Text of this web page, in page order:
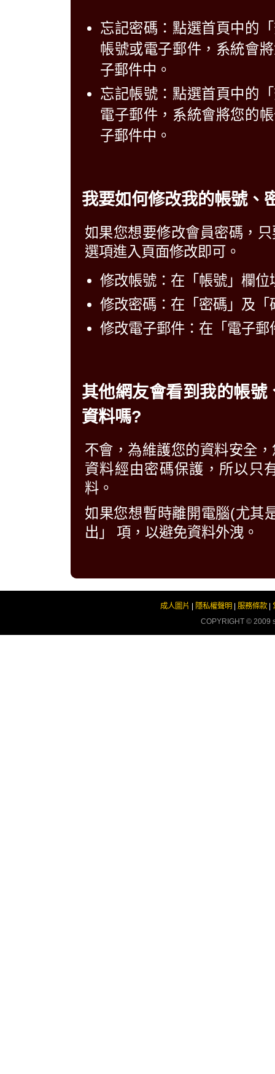
忘記密碼：點選首頁中的
帳號或電子郵件，系統會
子郵件中。
忘記帳號：點選首頁中的
電子郵件，系統會將您的
子郵件中。
我要如何修改我的帳號、
如果您想要修改會員密碼，
選項進入頁面修改即可。
修改帳號：在「帳號」欄
修改密碼：在「密碼」及
修改電子郵件：在「電子
其他網友會看到我的帳
資料嗎?
不會，為維護您的資料安全
資料經由密碼保護，所以只
料。
如果您想暫時離開電腦(尤其
出」 項，以避免資料外洩。
成人圖片 隱私權聲明 服務條款|
COPYRIGHT © 2009